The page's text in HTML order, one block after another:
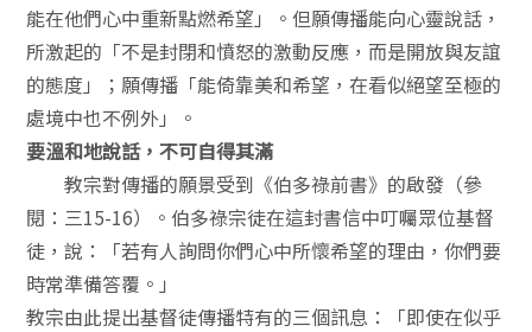
能在他們心中重新點燃希望」。但願傳播能向心靈說話，
所激起的「不是封閉和憤怒的激動反應，而是開放與友誼
的態度」；願傳播「能倚靠美和希望，在看似絕望至極的
處境中也不例外」。
要溫和地說話，不可自得其滿
教宗對傳播的願景受到《伯多祿前書》的啟發（參
閱：三15-16）。伯多祿宗徒在這封書信中叮囑眾位基督
徒，說：「若有人詢問你們心中所懷希望的理由，你們要
時常準備答覆。」
教宗由此提出基督徒傳播特有的三個訊息：「即使在似乎